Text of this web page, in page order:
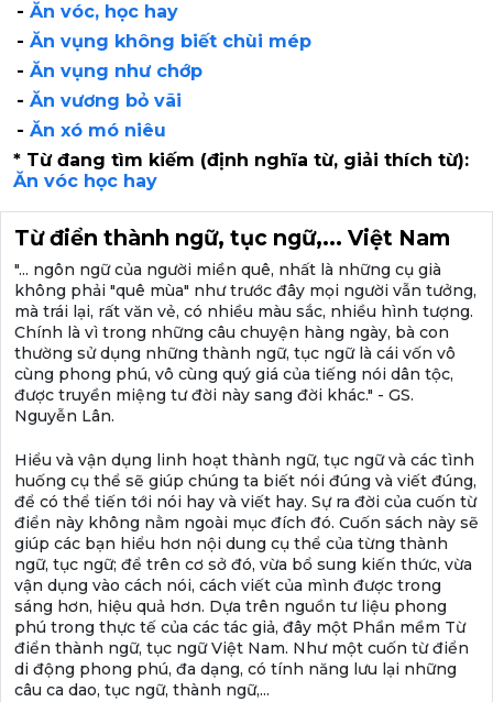
- Ăn vóc, học hay
- Ăn vụng không biết chùi mép
- Ăn vụng như chớp
- Ăn vương bỏ vãi
- Ăn xó mó niêu
* Từ đang tìm kiếm (định nghĩa từ, giải thích từ):
Ăn vóc học hay
Từ điển thành ngữ, tục ngữ,... Việt Nam
"... ngôn ngữ của người miền quê, nhất là những cụ già
không phải "quê mùa" như trước đây mọi người vẫn tưởng,
mà trái lại, rất văn vẻ, có nhiều màu sắc, nhiều hình tượng.
Chính là vì trong những câu chuyện hàng ngày, bà con
thường sử dụng những thành ngữ, tục ngữ là cái vốn vô
cùng phong phú, vô cùng quý giá của tiếng nói dân tộc,
được truyền miệng tư đời này sang đời khác." - GS.
Nguyễn Lân.
Hiểu và vận dụng linh hoạt thành ngữ, tục ngữ và các tình
huống cụ thể sẽ giúp chúng ta biết nói đúng và viết đúng,
để có thể tiến tới nói hay và viết hay. Sự ra đời của cuốn từ
điển này không nằm ngoài mục đích đó. Cuốn sách này sẽ
giúp các bạn hiểu hơn nội dung cụ thể của từng thành
ngữ, tục ngữ; để trên cơ sở đó, vừa bổ sung kiến thức, vừa
vận dụng vào cách nói, cách viết của mình được trong
sáng hơn, hiệu quả hơn. Dựa trên nguồn tư liệu phong
phú trong thực tế của các tác giả, đây một Phần mềm Từ
điển thành ngữ, tục ngữ Việt Nam. Như một cuốn từ điển
di động phong phú, đa dạng, có tính năng lưu lại những
câu ca dao, tục ngữ, thành ngữ,...